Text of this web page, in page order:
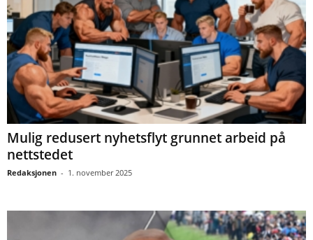
Mulig redusert nyhetsflyt grunnet arbeid på
nettstedet
Redaksjonen - 1. november 2025